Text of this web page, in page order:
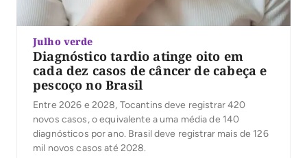
Julho verde
Diagnóstico tardio atinge oito em
cada dez casos de câncer de cabeça e
pescoço no Brasil
Entre 2026 e 2028, Tocantins deve registrar 420
novos casos, o equivalente a uma média de 140
diagnósticos por ano. Brasil deve registrar mais de 126
mil novos casos até 2028.